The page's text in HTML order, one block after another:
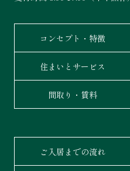
コンセプト・特徴
住まいとサービス
間取り・賃料
ご入居までの流れ